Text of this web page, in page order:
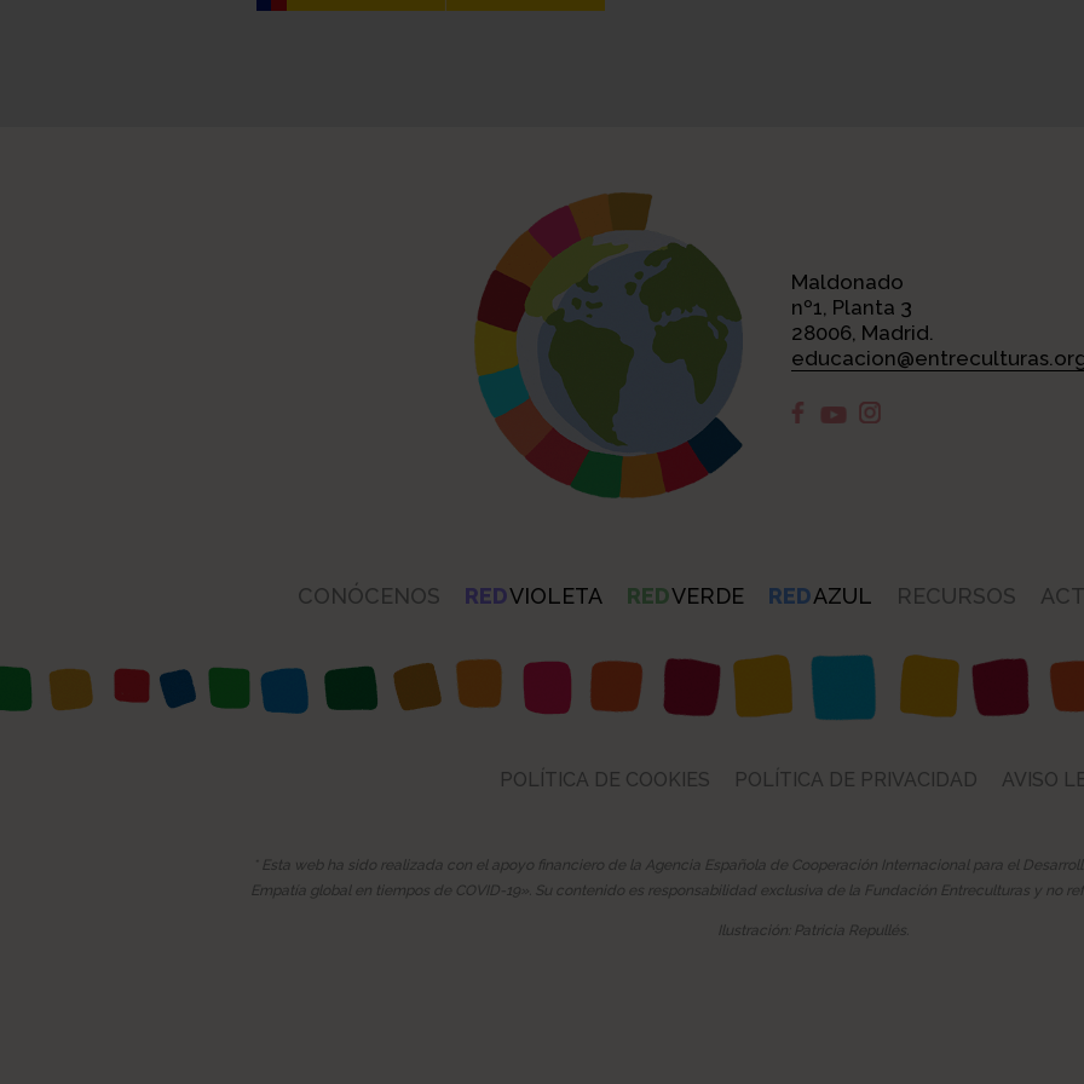
Maldonado
nº1, Planta 3
28006, Madrid.
CONÓCENOS REDVIOLETA REDVERDE REDAZUL RECURSOS
POLÍTICA DE COOKIES POLÍTICA DE PRIVACIDAD AVISO
* Esta web ha sido realizada con el apoyo financiero de la Agencia Española de Cooperación Internacional para el
Empatía global en tiempos de COVID-19». Su contenido es responsabilidad exclusiva de la Fundación Entreculturas y no
Ilustración: Patricia Repullés.